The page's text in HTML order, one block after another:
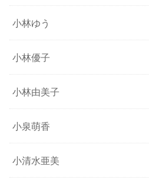
小林ゆう
小林優子
小林由美子
小泉萌香
小清水亜美